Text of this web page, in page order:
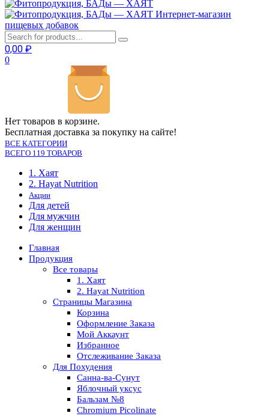
Интернет-магазин
пищевых добавок
0,00 ₽
0
Нет товаров в корзине.
Бесплатная доставка за покупку на сайте!
ВСЕ КАТЕГОРИИ
ВСЕГО 119 ТОВАРОВ
1. Хаят
2. Hayat Nutrition
Акции
Для детей
Для мужчин
Для женщин
Главная
Продукция
Все товары
1. Хаят
2. Hayat Nutrition
Страницы Магазина
Корзина
Оформление Заказа
Мой Аккаунт
Избранное
Отслеживание Заказа
Для Похудения
Санна-ва-Сунут
Яблочный уксус
Бальзам №8
Chromium Picolinate